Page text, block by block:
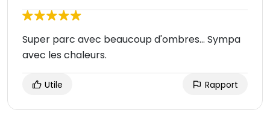
Super parc avec beaucoup d'ombres... Sympa
avec les chaleurs.
Utile Rapport